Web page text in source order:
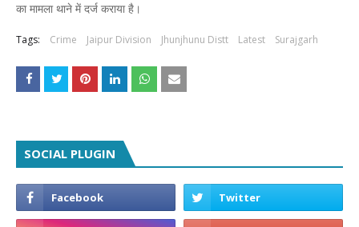
का मामला थाने में दर्ज कराया है।
Tags: Crime Jaipur Division Jhunjhunu Distt Latest Surajgarh
SOCIAL PLUGIN